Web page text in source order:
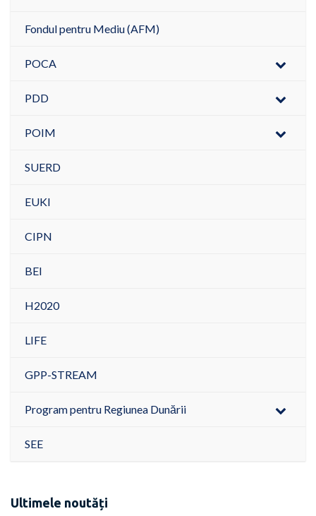
Fondul pentru Mediu (AFM)
POCA
PDD
POIM
SUERD
EUKI
CIPN
BEI
H2020
LIFE
GPP-STREAM
Program pentru Regiunea Dunării
SEE
Ultimele noutăți